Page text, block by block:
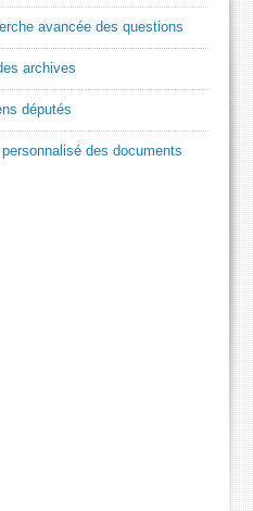
avancée des questions
archives
députés
des documents